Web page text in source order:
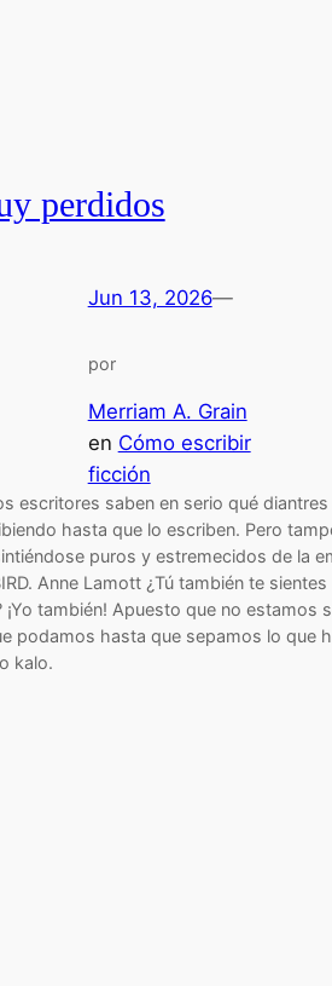
perdidos
Jun 13, 2026—
por
Merriam A. Grain
en Cómo escribir
ficción
escritores saben en serio qué
hasta que lo escriben. Pero
puros y estremecidos de la
Anne Lamott ¿Tú también te
¡Yo también! Apuesto que no estamos
podamos hasta que sepamos lo que
kalo.